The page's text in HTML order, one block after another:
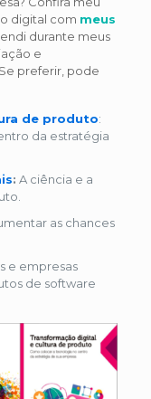
digital com meus
durante meus
e
preferir, pode
de produto:
da estratégia
: A ciência e a
as chances
e empresas
de software